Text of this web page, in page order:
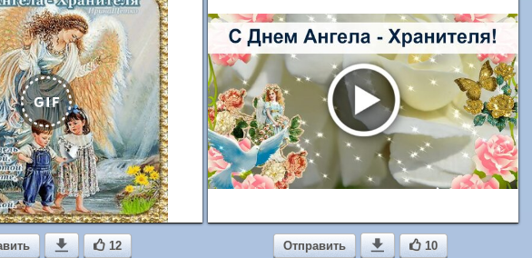
 12 Отправить  10